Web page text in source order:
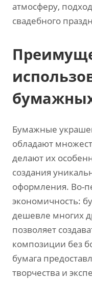
атмосферу,
свадебного
Бумажные
обладают
делают их
создания
оформления. Во-
экономичность:
дешевле многих
позволяет
композиции без
бумага
творчества и